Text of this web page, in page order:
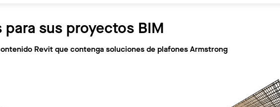
sus proyectos BIM
Revit que contenga soluciones de plafones Armstrong